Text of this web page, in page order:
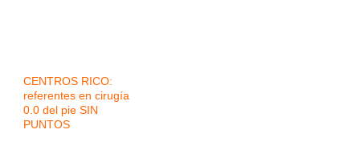
CENTROS RICO:
referentes en cirugía
0.0 del pie SIN
PUNTOS